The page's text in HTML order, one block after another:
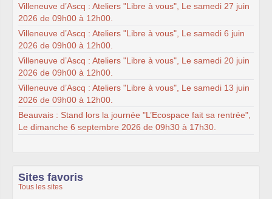
Villeneuve d’Ascq : Ateliers "Libre à vous", Le samedi 27 juin
2026 de 09h00 à 12h00.
Villeneuve d’Ascq : Ateliers "Libre à vous", Le samedi 6 juin
2026 de 09h00 à 12h00.
Villeneuve d’Ascq : Ateliers "Libre à vous", Le samedi 20 juin
2026 de 09h00 à 12h00.
Villeneuve d’Ascq : Ateliers "Libre à vous", Le samedi 13 juin
2026 de 09h00 à 12h00.
Beauvais : Stand lors la journée "L’Ecospace fait sa rentrée",
Le dimanche 6 septembre 2026 de 09h30 à 17h30.
Sites favoris
Tous les sites